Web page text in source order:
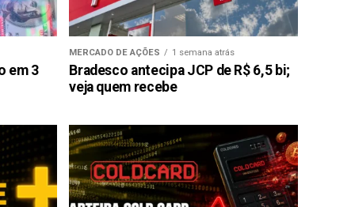
em 3
MERCADO DE AÇÕES 1 semana atrás
Bradesco antecipa JCP de R$ 6,5 bi;
veja quem recebe